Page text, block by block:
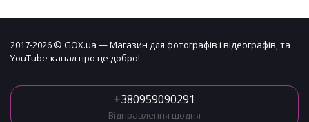
2017-2026 © GOX.ua — Магазин для фотографів і відеографів, та
YouTube-канал про це добро!
+380959090291
Відправлення щодня